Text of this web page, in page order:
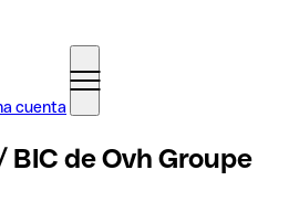
cuenta
BIC de Ovh Groupe